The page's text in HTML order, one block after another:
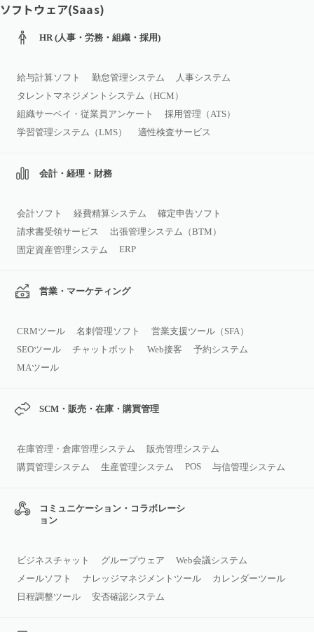
ソフトウェア(Saas)
HR (人事・労務・組織・採用)
給与計算ソフト 勤怠管理システム
人事システム
タレントマネジメントシステム（HCM）
組織サーベイ・従業員アンケート
採用管理（ATS）
学習管理システム（LMS）
適性検査サービス
会計・経理・財務
会計ソフト 経費精算システム
確定申告ソフト
請求書受領サービス
出張管理システム（BTM）
固定資産管理システム
ERP
営業・マーケティング
CRMツール 名刺管理ソフト
営業支援ツール（SFA）
SEOツール
チャットボット Web接客
予約システム
MAツール
SCM・販売・在庫・購買管理
在庫管理・倉庫管理システム
販売管理システム
購買管理システム
生産管理システム POS 与信管理システム
コミュニケーション・コラボレーシ
ョン
ビジネスチャット グループウェア
Web会議システム
メールソフト
ナレッジマネジメントツール
カレンダーツール
日程調整ツール
安否確認システム